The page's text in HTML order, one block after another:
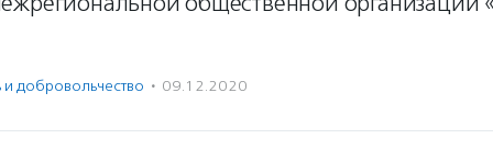
и доброволь­чест­во · 09.12.2020